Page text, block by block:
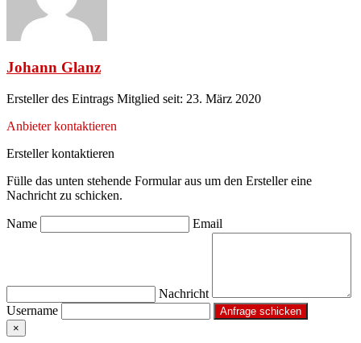
Johann Glanz
Ersteller des Eintrags Mitglied seit: 23. März 2020
Anbieter kontaktieren
Ersteller kontaktieren
Fülle das unten stehende Formular aus um den Ersteller eine
Nachricht zu schicken.
Name Email
Nachricht
Username
×